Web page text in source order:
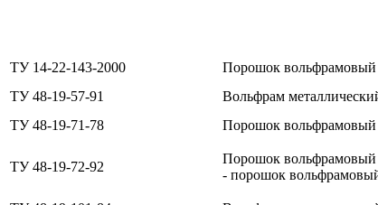
ТУ 14-22-143-2000 Порошок вольфрамовый
ТУ 48-19-57-91
Вольфрам
ТУ 48-19-71-78
Порошок
ТУ 48-19-72-92
Порошок вольфрамовый
- порошок